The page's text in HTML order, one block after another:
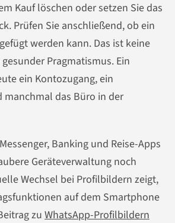
Kauf löschen oder setzen Sie das
Prüfen Sie anschließend, ob ein
werden kann. Das ist keine
Pragmatismus. Ein
ein Kontozugang, ein
manchmal das Büro in der
Banking und Reise-Apps
Geräteverwaltung noch
Wechsel bei Profilbildern zeigt,
auf dem Smartphone
zu WhatsApp-Profilbildern